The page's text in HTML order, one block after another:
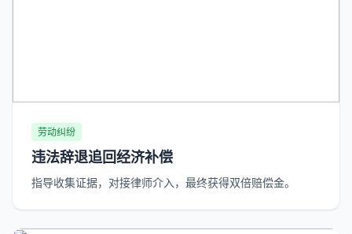
劳动纠纷
违法辞退追回经济补偿
指导收集证据，对接律师介入，最终获得双倍赔偿金。